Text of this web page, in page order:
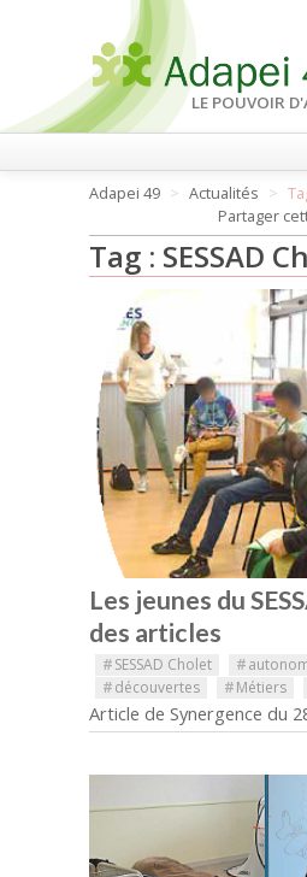
LE POUVOIR
Adapei 49 Actualités
Partager
Tag : SESSAD
Les jeunes du
des articles
#SESSAD Cholet #
#découvertes #Métiers
Article de Synergence du